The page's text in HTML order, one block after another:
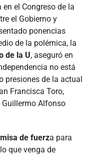
en el Congreso de la
el Gobierno y
ponencias
de la polémica, la
de la U, aseguró en
no está
presiones de la actual
Francisca Toro,
Alfonso
de fuerza para
que venga de